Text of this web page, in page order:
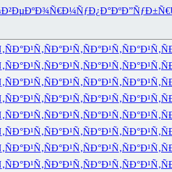
ÐºÐ¾Ñ€Ð¼ÑƒÐ¿Ð°ÐºÐ”ÑƒÐ±Ñ€
ÑÐ°Ð¹Ñ‚ÑÐ°Ð¹Ñ‚ÑÐ°Ð¹Ñ‚ÑÐ°Ð¹Ñ‚
ÑÐ°Ð¹Ñ‚ÑÐ°Ð¹Ñ‚ÑÐ°Ð¹Ñ‚ÑÐ°Ð¹Ñ‚
ÑÐ°Ð¹Ñ‚ÑÐ°Ð¹Ñ‚ÑÐ°Ð¹Ñ‚ÑÐ°Ð¹Ñ‚
ÑÐ°Ð¹Ñ‚ÑÐ°Ð¹Ñ‚ÑÐ°Ð¹Ñ‚ÑÐ°Ð¹Ñ‚
ÑÐ°Ð¹Ñ‚ÑÐ°Ð¹Ñ‚ÑÐ°Ð¹Ñ‚ÑÐ°Ð¹Ñ‚
ÑÐ°Ð¹Ñ‚ÑÐ°Ð¹Ñ‚ÑÐ°Ð¹Ñ‚ÑÐ°Ð¹Ñ‚
ÑÐ°Ð¹Ñ‚ÑÐ°Ð¹Ñ‚ÑÐ°Ð¹Ñ‚ÑÐ°Ð¹Ñ‚
ÑÐ°Ð¹Ñ‚ÑÐ°Ð¹Ñ‚ÑÐ°Ð¹Ñ‚ÑÐ°Ð¹Ñ‚